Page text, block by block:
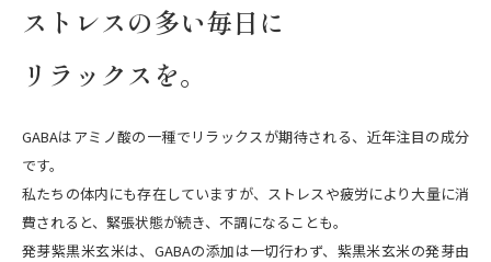
ストレスの多い毎日に
リラックスを。
GABAはアミノ酸の一種でリラックスが期待される、近年注目の成分
です。
私たちの体内にも存在していますが、ストレスや疲労により大量に消
費されると、緊張状態が続き、不調になることも。
発芽紫黒米玄米は、GABAの添加は一切行わず、紫黒米玄米の発芽由